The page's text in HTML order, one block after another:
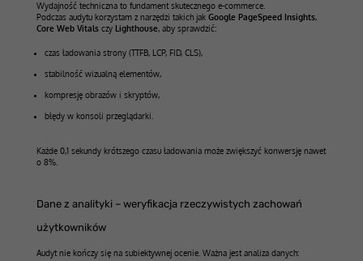
Wydajność techniczna to fundament skutecznego e-commerce.
Podczas audytu korzystam z narzędzi takich jak Google PageSpeed Insights,
Core Web Vitalsczy Lighthouse, aby sprawdzić:
czas ładowania strony (TTFB, LCP, FID, CLS),
stabilność wizualną elementów,
kompresję obrazów i skryptów,
błędy w konsoli przeglądarki.
Każde 0,1 sekundy krótszego czasu ładowania może zwiększyć konwersję nawet
o 8%.
Dane z analityki – weryfikacja rzeczywistych zachowań
użytkowników
Audyt nie kończy się na subiektywnej ocenie. Ważna jest analiza danych: